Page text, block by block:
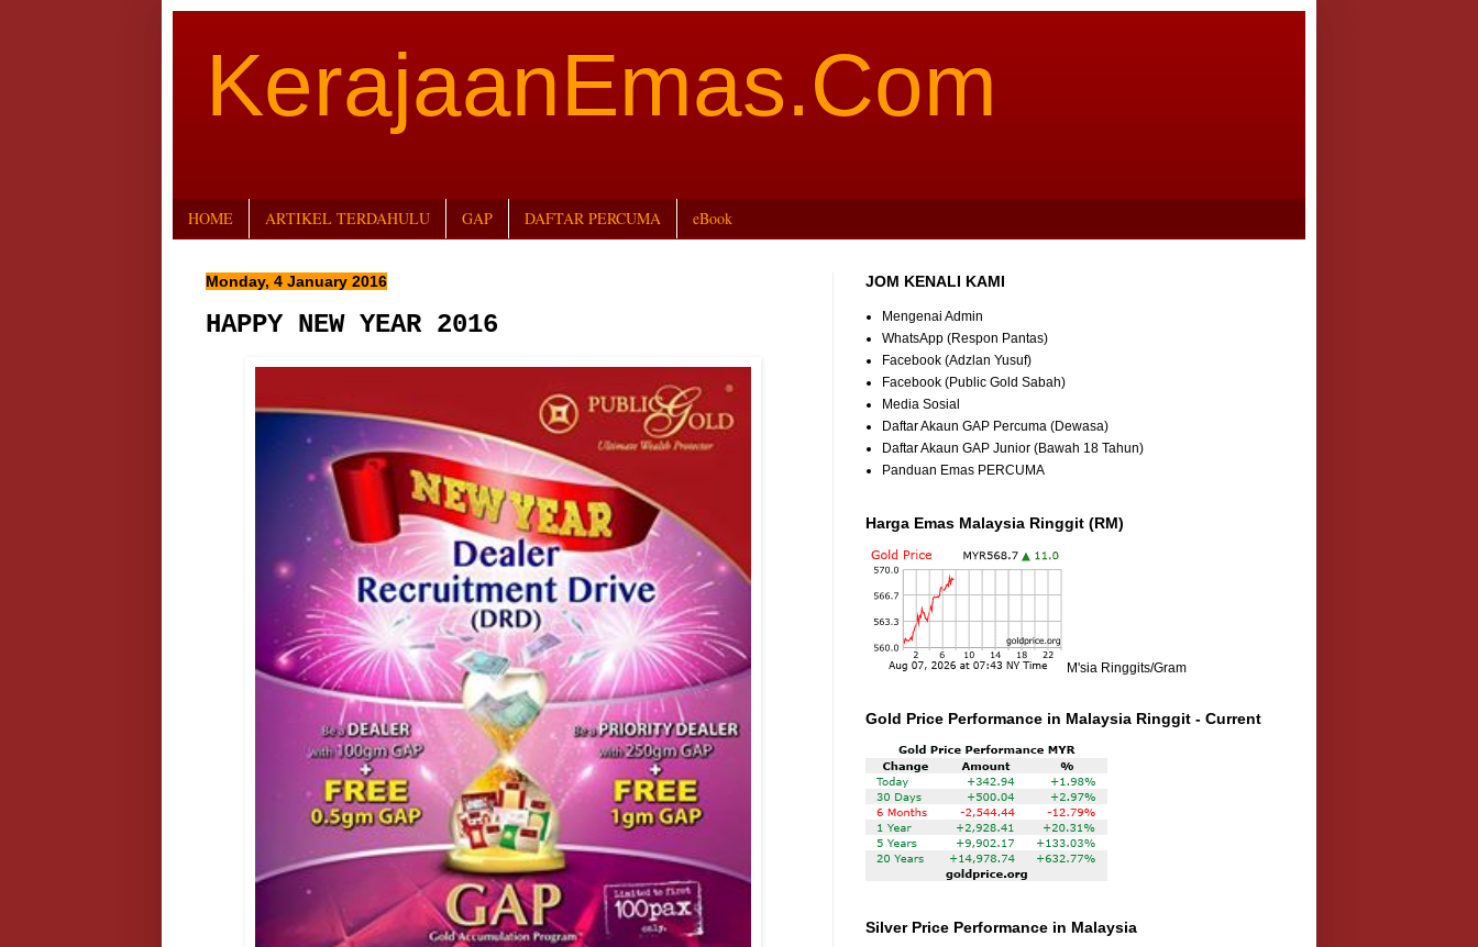
KerajaanEmas.Com
HOME ARTIKEL TERDAHULU GAP DAFTAR PERCUMA eBook
Monday, 4 January 2016
HAPPY NEW YEAR 2016
JOM KENALI KAMI
Mengenai Admin
WhatsApp (Respon Pantas)
Facebook (Adzlan Yusuf)
Facebook (Public Gold Sabah)
Media Sosial
Daftar Akaun GAP Percuma (Dewasa)
Daftar Akaun GAP Junior (Bawah 18 Tahun)
Panduan Emas PERCUMA
Harga Emas Malaysia Ringgit (RM)
M'sia Ringgits/Gram
Gold Price Performance in Malaysia Ringgit - Current
Silver Price Performance in Malaysia